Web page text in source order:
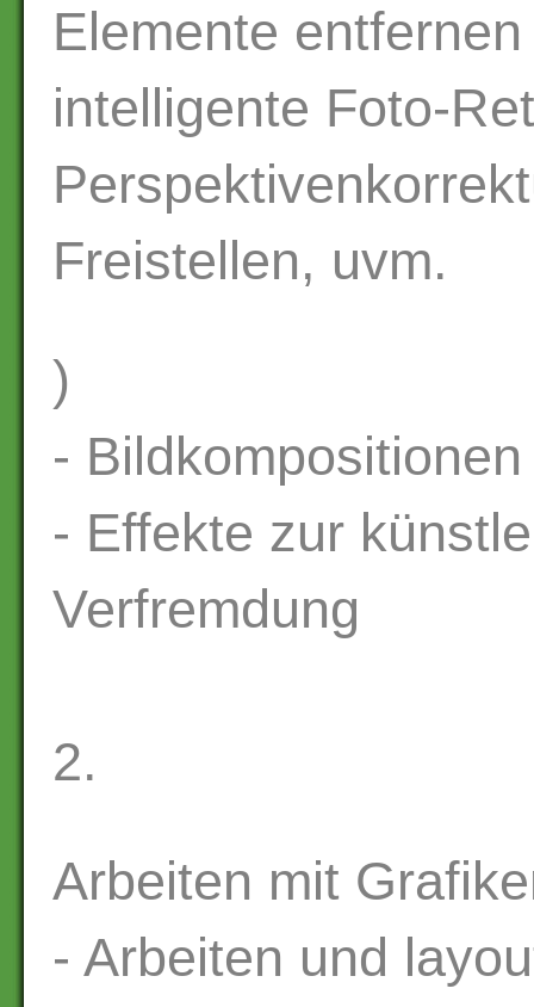
Elemente
intelligente Foto-
Freistellen, uvm.
)
-
- Effekte zur
Verfremdung
2.
Arbeiten mit
- Arbeiten und